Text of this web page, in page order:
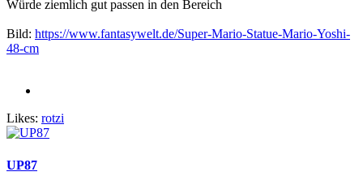
Würde ziemlich gut passen in den Bereich
Bild: https://www.fantasywelt.de/Super-Mario-Statue-Mario-Yoshi-
48-cm
Likes: rotzi
UP87